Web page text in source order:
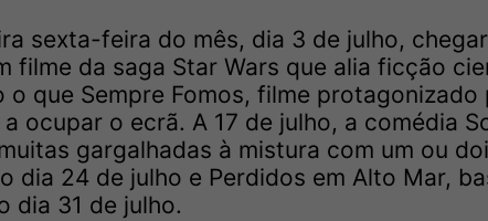
sexta-feira do mês, dia 3 de julho,
filme da saga Star Wars que alia ficção
o que Sempre Fomos, filme
ocupar o ecrã. A 17 de julho, a comédia
gargalhadas à mistura com um ou
dia 24 de julho e Perdidos em Alto Mar,
dia 31 de julho.